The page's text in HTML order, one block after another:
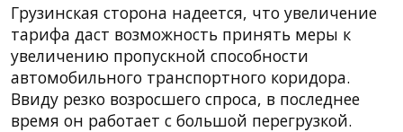
Грузинская сторона надеется, что увеличение
тарифа даст возможность принять меры к
увеличению пропускной способности
автомобильного транспортного коридора.
Ввиду резко возросшего спроса, в последнее
время он работает с большой перегрузкой.